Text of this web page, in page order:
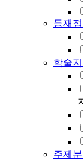
등재정
학술
주제